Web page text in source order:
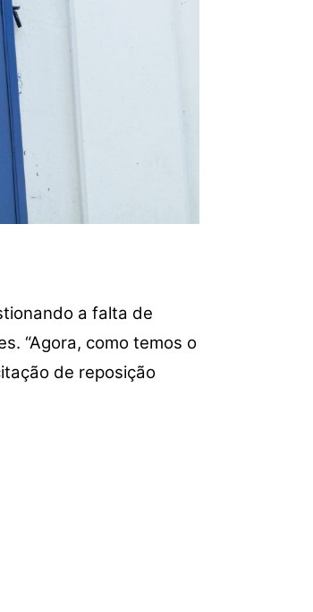
a falta de
“Agora, como temos o
de reposição